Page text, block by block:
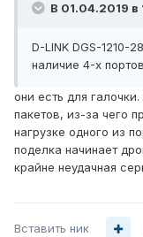
В 01.04.2019 в
D-LINK DGS-1210-
наличие 4-х
они есть для
пакетов, из-за чего
нагрузке одного из
поделка начинает
крайне неудачная
Вставить ник